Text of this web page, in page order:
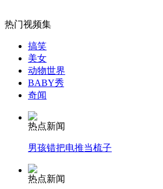
女孩北京地铁殴打老人 痛下狠手
无痛分娩是否安全 医生回应
外交部：反对强权政治霸凌主义
外交部：有关国家言论片面不公正
热门视频集
搞笑
美女
动物世界
BABY秀
奇闻
热点新闻
男孩错把电推当梳子
热点新闻